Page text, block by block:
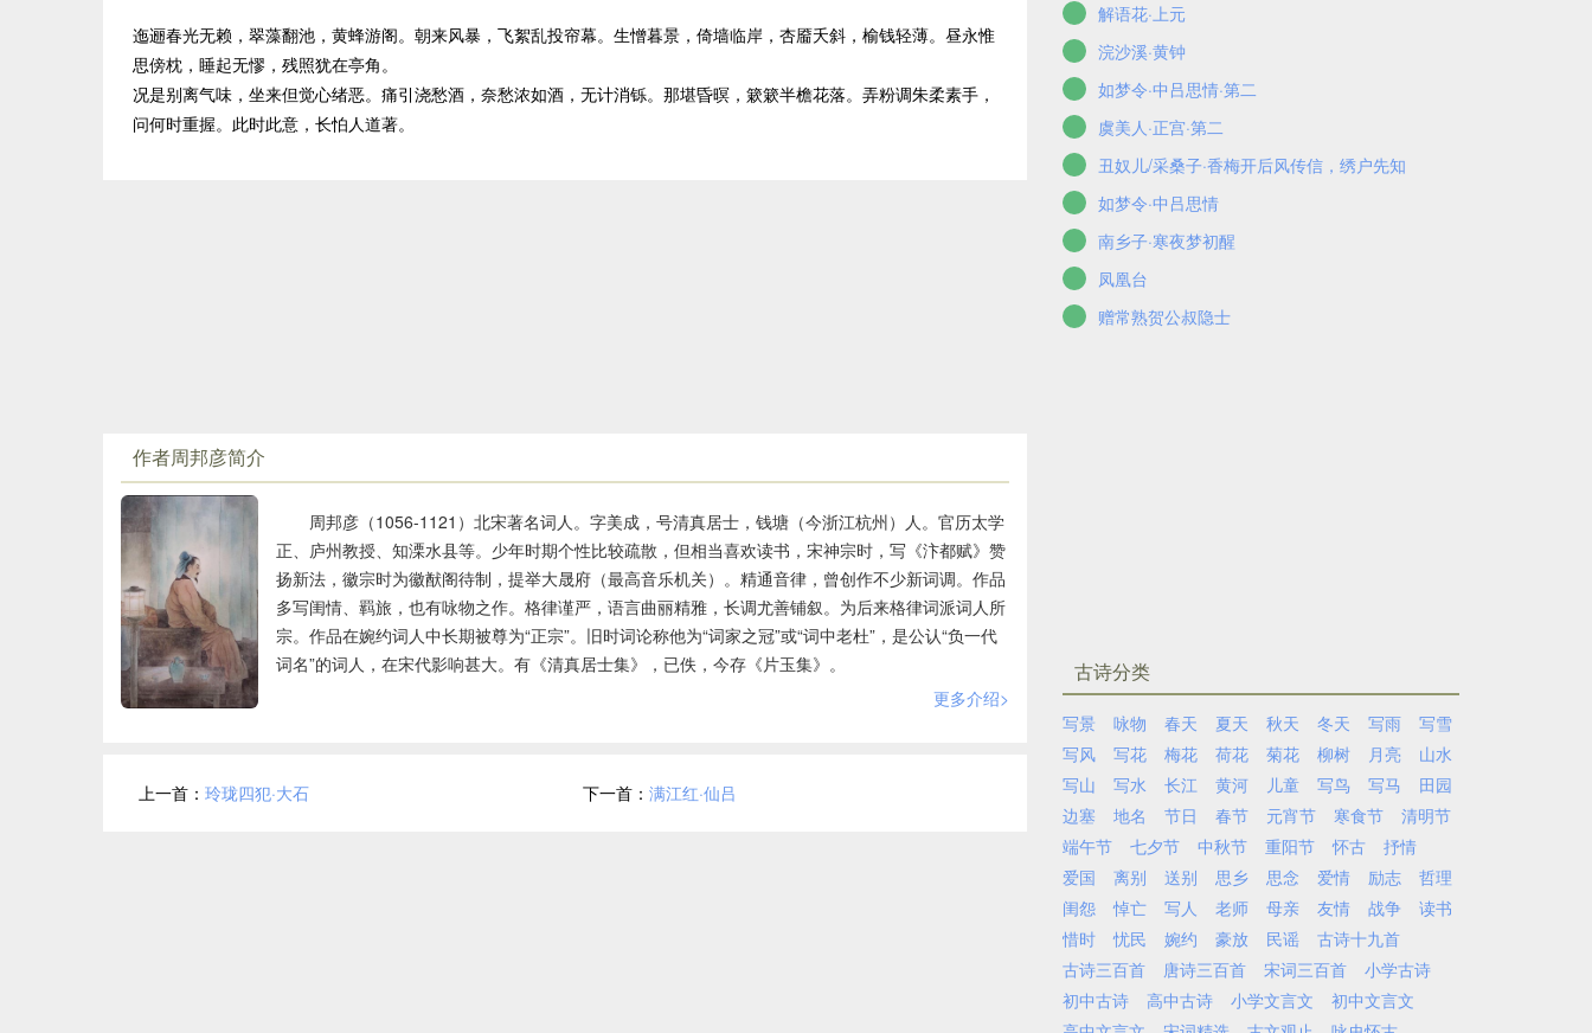
迤逦春光无赖，翠藻翻池，黄蜂游阁。朝来风暴，飞絮乱投帘幕。生憎暮景，倚墙临岸，杏靥夭斜，榆钱轻薄。昼永惟
思傍枕，睡起无憀，残照犹在亭角。
况是别离气味，坐来但觉心绪恶。痛引浇愁酒，奈愁浓如酒，无计消铄。那堪昏暝，簌簌半檐花落。弄粉调朱柔素手，
问何时重握。此时此意，长怕人道著。
作者周邦彦简介
周邦彦（1056-1121）北宋著名词人。字美成，号清真居士，钱塘（今浙江杭州）人。官历太学
正、庐州教授、知溧水县等。少年时期个性比较疏散，但相当喜欢读书，宋神宗时，写《汴都赋》赞
扬新法，徽宗时为徽猷阁待制，提举大晟府（最高音乐机关）。精通音律，曾创作不少新词调。作品
多写闺情、羁旅，也有咏物之作。格律谨严，语言曲丽精雅，长调尤善铺叙。为后来格律词派词人所
宗。作品在婉约词人中长期被尊为“正宗”。旧时词论称他为“词家之冠”或“词中老杜”，是公认“负一代
词名”的词人，在宋代影响甚大。有《清真居士集》，已佚，今存《片玉集》。
更多介绍>
上一首： 玲珑四犯·大石 下一首： 满江红·仙吕
解语花·上元
浣沙溪·黄钟
如梦令·中吕思情·第二
虞美人·正宫·第二
丑奴儿/采桑子·香梅开后风传信，绣户先知
如梦令·中吕思情
南乡子·寒夜梦初醒
凤凰台
赠常熟贺公叔隐士
古诗分类
写景 咏物 春天 夏天 秋天 冬天 写雨
写雪
写风
写花 梅花 荷花 菊花 柳树 月亮
山水
写山
写水 长江 黄河 儿童 写鸟 写马
田园
边塞
地名 节日 春节 元宵节 寒食节
清明节
端午节
七夕节 中秋节 重阳节 怀古
抒情
爱国
离别 送别 思乡 思念 爱情 励志
哲理
闺怨
悼亡 写人 老师 母亲 友情 战争
读书
惜时
忧民 婉约 豪放 民谣
古诗十九首
古诗三百首
唐诗三百首 宋词三百首
小学古诗
初中古诗
高中古诗 小学文言文
初中文言文